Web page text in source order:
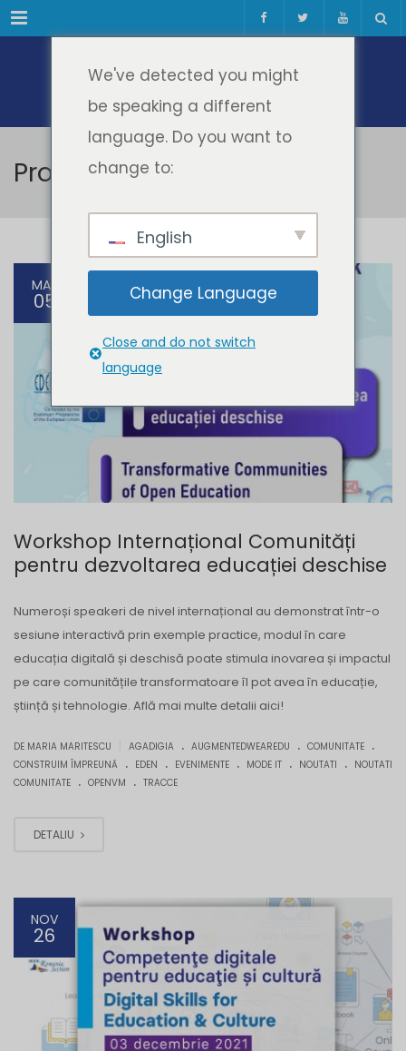
Meniul
Proiecte EU
MAR
05
Workshop Internațional Comunități
pentru dezvoltarea educației deschise
Numeroși speakeri de nivel internațional au demonstrat într-o
sesiune interactivă prin exemple practice, modul în care
educația digitală și deschisă poate stimula inovarea și impactul
pe care comunitățile transformatoare îl pot avea în educație,
știință și tehnologie. Află mai multe detalii aici!
DE MARIA MARITESCU AGADIGIA . AUGMENTEDWEAREDU . COMUNITATE .
CONSTRUIM ÎMPREUNĂ . EDEN . EVENIMENTE . MODE IT . NOUTATI . NOUTATI
COMUNITATE . OPENVM . TRACCE
DETALIU
NOV
26
We've detected you might
be speaking a different
language. Do you want to
change to:
English
Change Language
Close and do not switch
language